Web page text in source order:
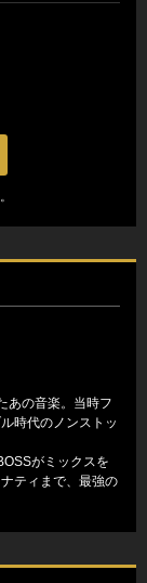
あの音楽。当時フ
時代のノンストッ
がミックスを
ティまで、最強の